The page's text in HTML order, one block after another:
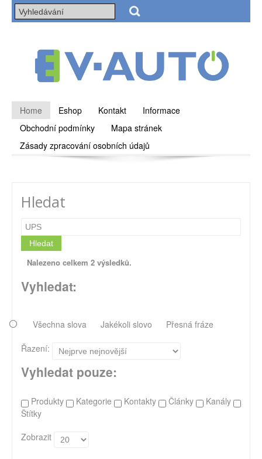
Home Eshop Kontakt
Informace
Obchodní podmínky
Mapa stránek
Zásady zpracování osobních údajů
Hledat
Hledat
Nalezeno celkem 2 výsledků.
Vyhledat:
Všechna slova Jakékoli slovo Přesná fráze
Řazení:
Vyhledat pouze:
Produkty Kategorie Kontakty Články
Kanály
Štítky
Zobrazit